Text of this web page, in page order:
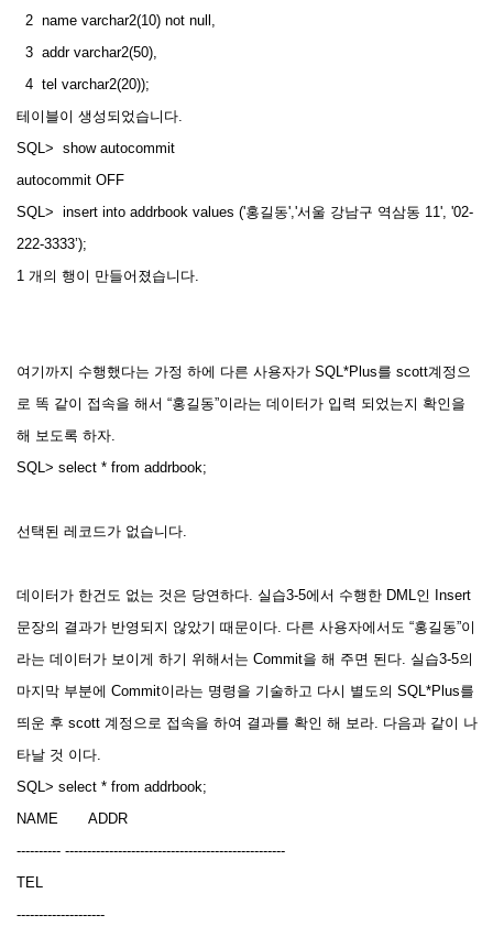
2 name varchar2(10) not null,
3 addr varchar2(50),
4 tel varchar2(20));
테이블이 생성되었습니다.
SQL> show autocommit
autocommit OFF
SQL> insert into addrbook values ('홍길동','서울 강남구 역삼동 11', '02-
222-3333’);
1 개의 행이 만들어졌습니다.
여기까지 수행했다는 가정 하에 다른 사용자가 SQL*Plus를 scott계정으
로 똑 같이 접속을 해서 “홍길동”이라는 데이터가 입력 되었는지 확인을
해 보도록 하자.
SQL> select * from addrbook;
선택된 레코드가 없습니다.
데이터가 한건도 없는 것은 당연하다. 실습3-5에서 수행한 DML인 Insert
문장의 결과가 반영되지 않았기 때문이다. 다른 사용자에서도 “홍길동”이
라는 데이터가 보이게 하기 위해서는 Commit을 해 주면 된다. 실습3-5의
마지막 부분에 Commit이라는 명령을 기술하고 다시 별도의 SQL*Plus를
띄운 후 scott 계정으로 접속을 하여 결과를 확인 해 보라. 다음과 같이 나
타날 것 이다.
SQL> select * from addrbook;
NAME ADDR
---------- --------------------------------------------------
TEL
--------------------